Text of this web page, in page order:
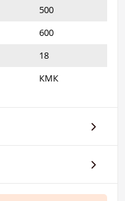
500
600
18
КМК